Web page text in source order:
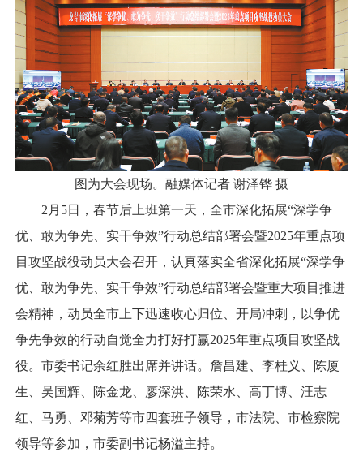
图为大会现场。融媒体记者 谢泽铧 摄
2月5日，春节后上班第一天，全市深化拓展“深学争
优、敢为争先、实干争效”行动总结部署会暨2025年重点项
目攻坚战役动员大会召开，认真落实全省深化拓展“深学争
优、敢为争先、实干争效”行动总结部署会暨重大项目推进
会精神，动员全市上下迅速收心归位、开局冲刺，以争优
争先争效的行动自觉全力打好打赢2025年重点项目攻坚战
役。市委书记余红胜出席并讲话。詹昌建、李桂义、陈厦
生、吴国辉、陈金龙、廖深洪、陈荣水、高丁博、汪志
红、马勇、邓菊芳等市四套班子领导，市法院、市检察院
领导等参加，市委副书记杨溢主持。